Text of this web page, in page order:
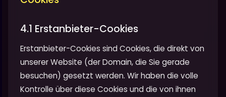
4.1 Erstanbieter-Cookies
Erstanbieter-Cookies sind Cookies, die direkt von
unserer Website (der Domain, die Sie gerade
besuchen) gesetzt werden. Wir haben die volle
Kontrolle über diese Cookies und die von ihnen